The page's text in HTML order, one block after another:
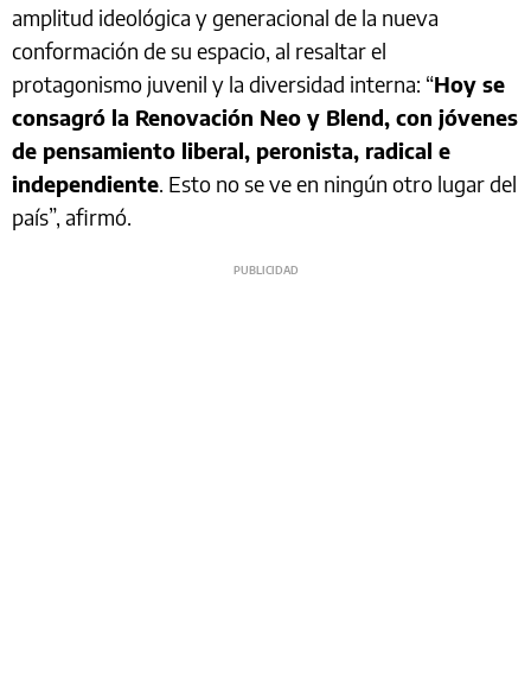
amplitud ideológica y generacional de la nueva
conformación de su espacio, al resaltar el
protagonismo juvenil y la diversidad interna: “Hoy se
consagró la Renovación Neo y Blend, con jóvenes
de pensamiento liberal, peronista, radical e
independiente. Esto no se ve en ningún otro lugar del
país”, afirmó.